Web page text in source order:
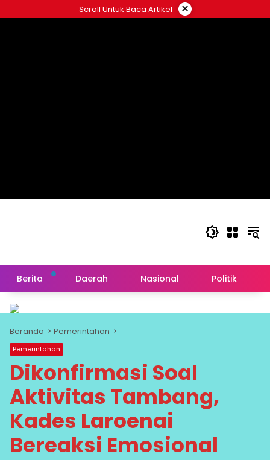
ke
Scroll Untuk Baca Artikel ×
Berita Daerah Nasional Politik
Beranda Pemerintahan
Pemerintahan
Dikonfirmasi Soal
Aktivitas Tambang,
Kades Laroenai
Bereaksi Emosional